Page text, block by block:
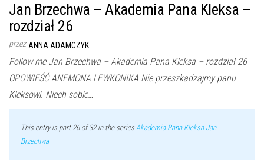
Jan Brzechwa – Akademia Pana Kleksa –
rozdział 26
przez ANNA ADAMCZYK
Follow me Jan Brzechwa – Akademia Pana Kleksa – rozdział 26
OPOWIEŚĆ ANEMONA LEWKONIKA Nie przeszkadzajmy panu
Kleksowi. Niech sobie…
This entry is part 26 of 32 in the seriesAkademia Pana Kleksa Jan
Brzechwa